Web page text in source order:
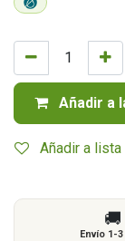
Añadir a
Añadir a
🚚
Envío 1-